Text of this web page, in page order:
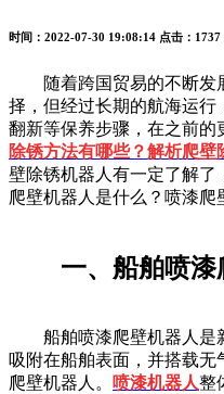
时间：2022-07-30 19:08:14 点击：1737
随着跨国贸易的不断发
择，但经过长期的航海运行
翻新等保养步骤，在之前的
除锈方法有哪些？解析爬壁
壁除锈机器人有一定了解了
爬壁机器人是什么？喷漆爬
一、船舶喷漆
船舶喷漆爬壁机器人是
吸附在船舶表面，并搭载
爬壁机器人。
喷漆机器人整